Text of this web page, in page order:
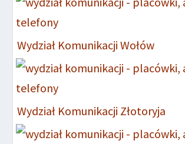
Wydział Komunikacji Wołów
Wydział Komunikacji Złotoryja